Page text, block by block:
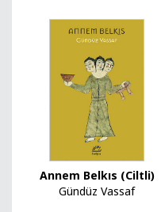
Annem Belkıs (Ciltli)
Gündüz Vassaf